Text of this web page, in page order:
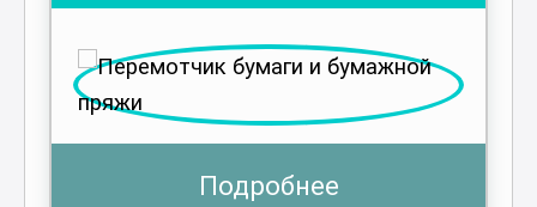
Подробнее